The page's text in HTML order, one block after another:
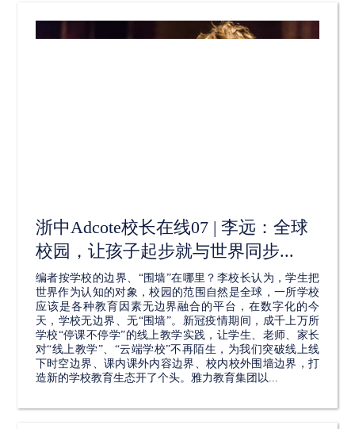
浙中Adcote校长在线07 | 李远：全球
校园，让孩子起步就与世界同步...
编者按学校的边界、“围墙”在哪里？李校长认为，学生把
世界作为认知的对象，校园的范围自然是全球，一所学校
应该是各种教育因素无边界融合的平台，在数字化的今
天，学校无边界、无“围墙”。新冠疫情期间，成千上万所
学校“停课不停学”的线上教学实践，让学生、老师、家长
对“线上教学”、“云端学校”不再陌生，为我们突破线上线
下时空边界、课内课外内容边界、校内校外围墙边界，打
造新的学校教育生态开了个头。雅力教育集团以...